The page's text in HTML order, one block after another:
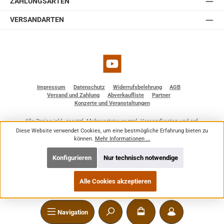
Navigation
VERSANDARTEN
YouTube
Impressum Datenschutz Widerrufsbelehrung
AGB
Versand und Zahlung
Abverkaufliste
Partner
Konzerte und Veranstaltungen
Alle Preise inkl. gesetzl. Mehrwertsteuer zzgl.Versandkostenund ggf.
Nachnahmegebühren, wenn nicht anders angegeben.
© 2026 BF - Dienstleistungen - Alle Rechte vorbehalten. Theme by
Diese Website verwendet Cookies, um eine bestmögliche Erfahrung bieten zu
können. Mehr Informationen ...
Nur technisch notwendige
Konfigurieren
Alle Cookies akzeptieren